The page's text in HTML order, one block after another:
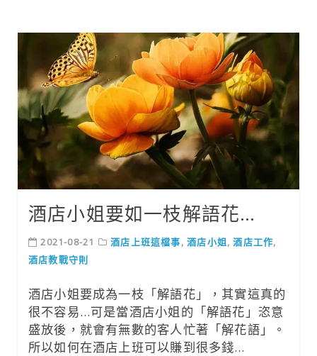
酒店小姐要如一枝解語花…
2021-08-21 酒店上班這檔事,酒店小姐,酒店工作,
酒店教戰守則
酒店小姐要成為一枝「解語花」，其實這真的
很不容易…可是當酒店小姐的「解語花」恣意
盛放後，就會有無數的客人忙著「解花語」。
所以如何在酒店上班可以賺到很多錢…